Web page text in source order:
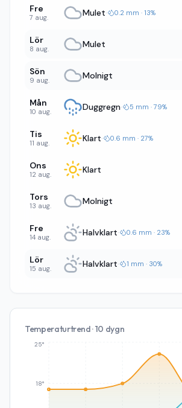
Fre
7 aug. Mulet· 0.2 mm · 13%
Lör
8 aug. Mulet
Sön
9 aug. Molnigt
Mån
10 aug. Duggregn· 5 mm · 79%
Tis
11 aug. Klart· 0.6 mm · 27%
Ons
12 aug. Klart
Tors
13 aug. Molnigt
Fre
14 aug. Halvklart· 0.6 mm · 23%
Lör
15 aug. Halvklart· 1 mm · 30%
Temperaturtrend · 10 dygn
18°
25°